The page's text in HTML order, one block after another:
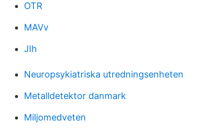
OTR
MAVv
JIh
Neuropsykiatriska utredningsenheten
Metalldetektor danmark
Miljomedveten